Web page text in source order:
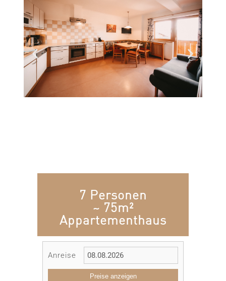
7 Personen
~ 75m²
Appartementhaus
Anreise
Preise anzeigen